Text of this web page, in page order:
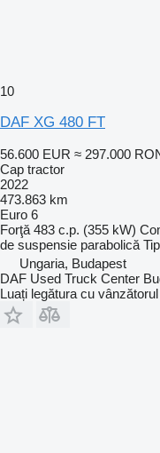
10
DAF XG 480 FT
56.600 EUR ≈ 297.000
Cap tractor
2022
473.863 km
Euro 6
Forţă 483 c.p. (355 kW)
de suspensie parabolică
Ungaria, Budapest
DAF Used Truck Center
Luați legătura cu vânzătorul